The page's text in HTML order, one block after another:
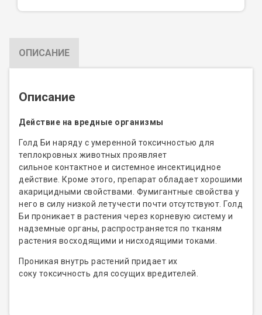
ОПИСАНИЕ
Описание
Действие на вредные организмы
Голд Би наряду с умеренной токсичностью для
теплокровных животных проявляет
сильное контактное и системное инсектицидное
действие. Кроме этого, препарат обладает хорошими
акарицидными свойствами. Фумигантные свойства у
него в силу низкой летучести почти отсутствуют. Голд
Би проникает в растения через корневую систему и
надземные органы, распространяется по тканям
растения восходящими и нисходящими токами.
Проникая внутрь растений придает их
соку токсичность для сосущих вредителей.